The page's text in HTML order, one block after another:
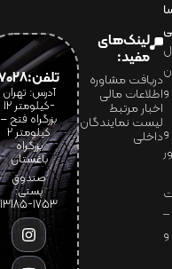
لینک‌های
مفید:
دریافت مشاوره
اطلاعات مالی
اخبار مرتبط
لیست نمایندگان
داخلی
تلفن:65607028(021)
آدرس: تهران
-کیلومتر 12
بزرگراه فتح –
کیلومتر ۲
بزرگراه
باغستان
صندوق
پستی:
1753-13185